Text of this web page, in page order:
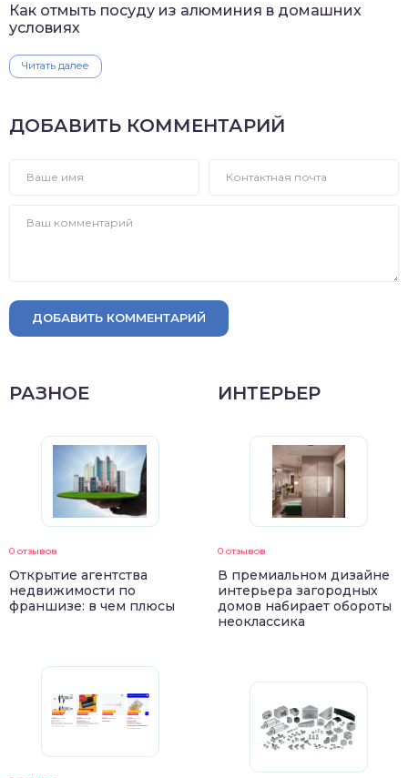
Как отмыть посуду из алюминия в домашних
условиях
Читать далее
ДОБАВИТЬ КОММЕНТАРИЙ
ДОБАВИТЬ КОММЕНТАРИЙ
РАЗНОЕ
0 отзывов
Открытие агентства
недвижимости по
франшизе: в чем плюсы
ИНТЕРЬЕР
0 отзывов
В премиальном дизайне
интерьера загородных
домов набирает обороты
неоклассика